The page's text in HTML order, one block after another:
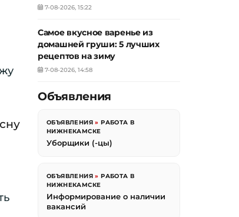
7-08-2026, 15:22
Самое вкусное варенье из
домашней груши: 5 лучших
рецептов на зиму
7-08-2026, 14:58
Объявления
ОБЪЯВЛЕНИЯ »РАБОТА В
НИЖНЕКАМСКЕ
Уборщики (-цы)
ОБЪЯВЛЕНИЯ »РАБОТА В
НИЖНЕКАМСКЕ
Информирование о наличии
вакансий